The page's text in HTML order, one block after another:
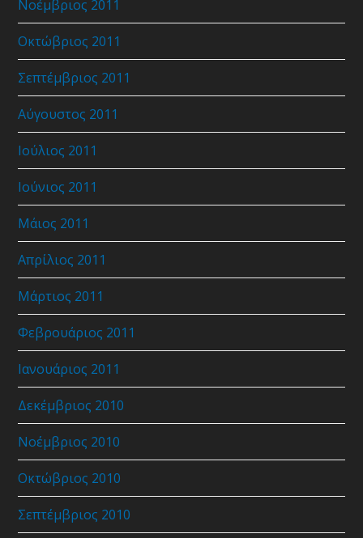
Νοέμβριος 2011
Οκτώβριος 2011
Σεπτέμβριος 2011
Αύγουστος 2011
Ιούλιος 2011
Ιούνιος 2011
Μάιος 2011
Απρίλιος 2011
Μάρτιος 2011
Φεβρουάριος 2011
Ιανουάριος 2011
Δεκέμβριος 2010
Νοέμβριος 2010
Οκτώβριος 2010
Σεπτέμβριος 2010